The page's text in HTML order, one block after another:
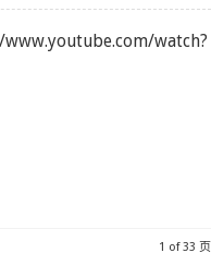
watch?
1 of 33 页